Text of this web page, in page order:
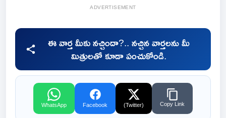
ADVERTISEMENT
ఈ వార్త మీకు నచ్చిందా?.. నచ్చిన వార్తలను మీ
మిత్రులతో కూడా పంచుకోండి.
WhatsApp Facebook (Twitter) Copy Link